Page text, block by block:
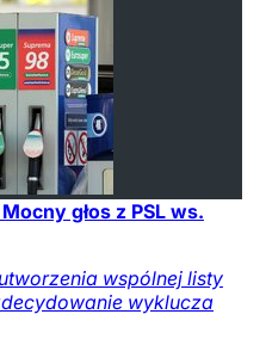
głos z PSL ws.
wspólnej listy
wyklucza